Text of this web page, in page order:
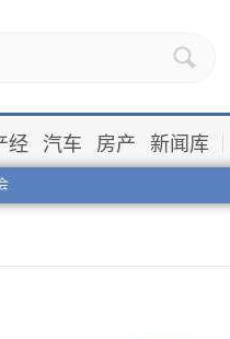
经 汽车 房产 新闻库